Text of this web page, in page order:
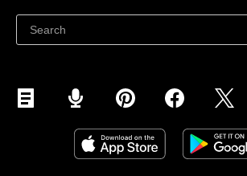
Prodaja na Instagramu